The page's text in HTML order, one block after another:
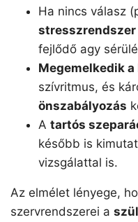
Ha nincs válasz
fejlődő agy
Megemelkedik
szívritmus, és
önszabályozás
A tartós
később is
vizsgálattal is.
Az elmélet lényege,
szervrendszerei a